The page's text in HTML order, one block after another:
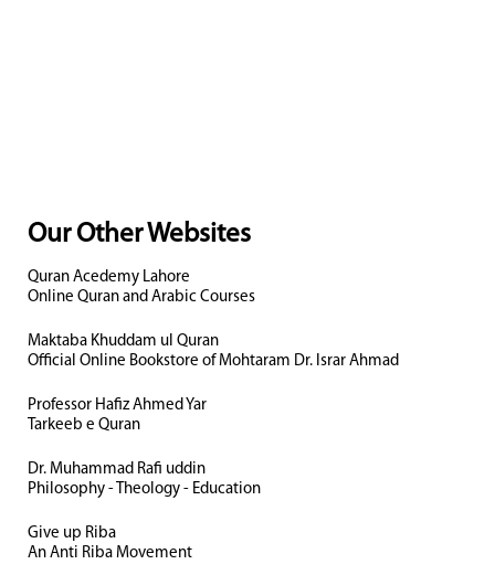
Our Other Websites
Quran Acedemy Lahore
Online Quran and Arabic Courses
Maktaba Khuddam ul Quran
Official Online Bookstore of Mohtaram Dr. Israr Ahmad
Professor Hafiz Ahmed Yar
Tarkeeb e Quran
Dr. Muhammad Rafi uddin
Philosophy - Theology - Education
Give up Riba
An Anti Riba Movement